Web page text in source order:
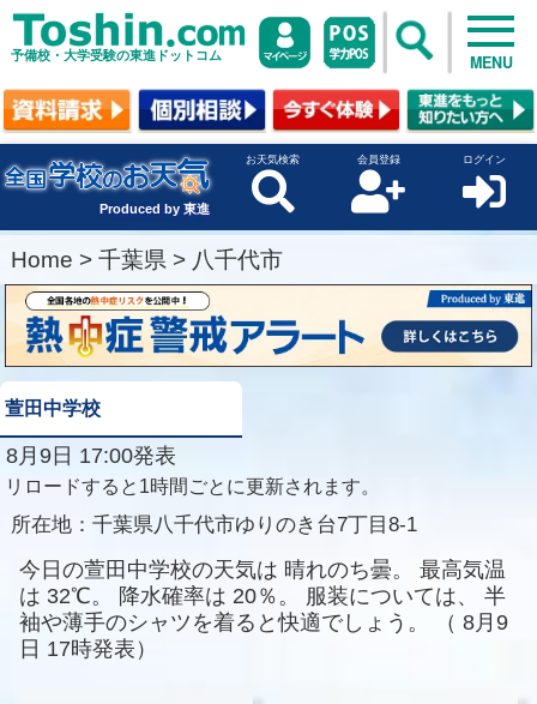
予備校・大学受験の東進ドットコム MENU
Produced by 東進
お天気検索 会員登録 ログイン
Home > 千葉県 > 八千代市
萱田中学校
8月9日 17:00発表
リロードすると1時間ごとに更新されます。
所在地： 千葉県八千代市ゆりのき台7丁目8-1
今日の萱田中学校の天気は 晴れのち曇。
最高気温
は 32℃。 降水確率は 20％。 服装については、
半
袖や薄手のシャツを着ると快適でしょう。
（ 8月9
日 17時発表）